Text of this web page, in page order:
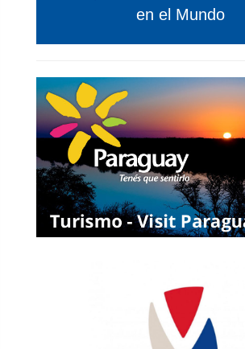
en el Mundo